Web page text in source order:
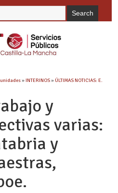
»INTERINOS»ÚLTIMAS NOTICIAS: E.
y
varias:
y